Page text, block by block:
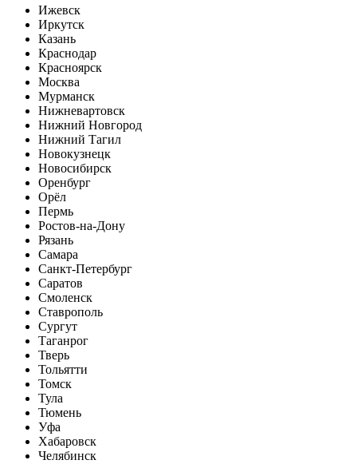
Ижевск
Иркутск
Казань
Краснодар
Красноярск
Москва
Мурманск
Нижневартовск
Нижний Новгород
Нижний Тагил
Новокузнецк
Новосибирск
Оренбург
Орёл
Пермь
Ростов-на-Дону
Рязань
Самара
Санкт-Петербург
Саратов
Смоленск
Ставрополь
Сургут
Таганрог
Тверь
Тольятти
Томск
Тула
Тюмень
Уфа
Хабаровск
Челябинск